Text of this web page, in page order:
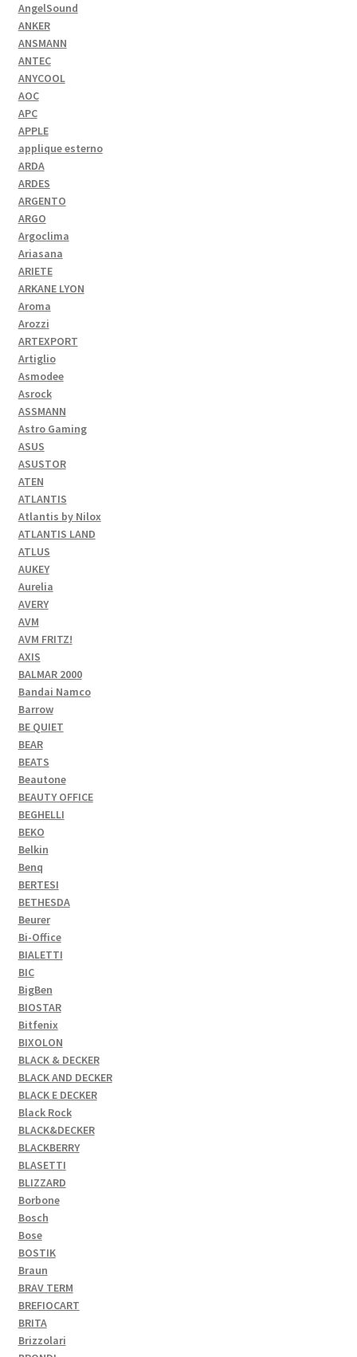
AngelSound
ANKER
ANSMANN
ANTEC
ANYCOOL
AOC
APC
APPLE
applique esterno
ARDA
ARDES
ARGENTO
ARGO
Argoclima
Ariasana
ARIETE
ARKANE LYON
Aroma
Arozzi
ARTEXPORT
Artiglio
Asmodee
Asrock
ASSMANN
Astro Gaming
ASUS
ASUSTOR
ATEN
ATLANTIS
Atlantis by Nilox
ATLANTIS LAND
ATLUS
AUKEY
Aurelia
AVERY
AVM
AVM FRITZ!
AXIS
BALMAR 2000
Bandai Namco
Barrow
BE QUIET
BEAR
BEATS
Beautone
BEAUTY OFFICE
BEGHELLI
BEKO
Belkin
Benq
BERTESI
BETHESDA
Beurer
Bi-Office
BIALETTI
BIC
BigBen
BIOSTAR
Bitfenix
BIXOLON
BLACK & DECKER
BLACK AND DECKER
BLACK E DECKER
Black Rock
BLACK&DECKER
BLACKBERRY
BLASETTI
BLIZZARD
Borbone
Bosch
Bose
BOSTIK
Braun
BRAV TERM
BREFIOCART
BRITA
Brizzolari